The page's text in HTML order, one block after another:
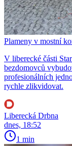
Plameny v mostní
V liberecké části
bezdomovců
profesionálních
rychle zlikvidovat.
Liberecká Drbna
dnes, 18:52
1 min